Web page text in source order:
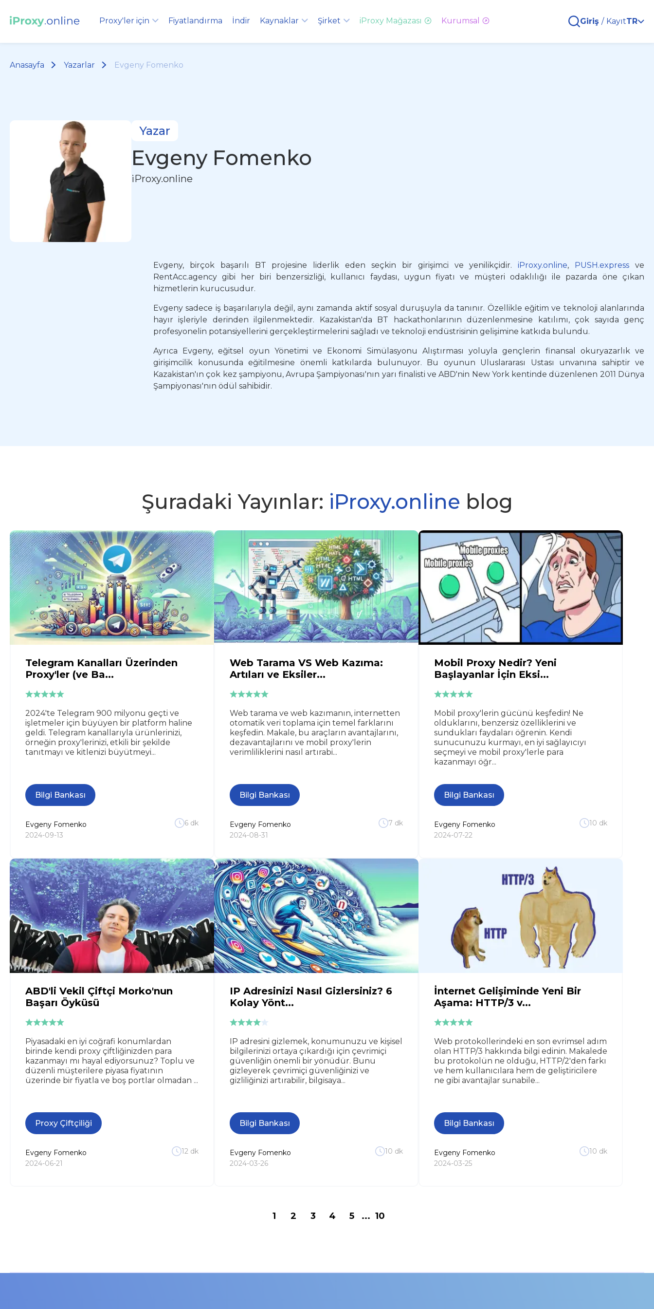
Proxy'ler için Fiyatlandırma İndir Kaynaklar Şirket iProxy Mağazası Kurumsal Giriş / KayıtTR
Anasayfa Yazarlar Evgeny Fomenko
Yazar
Evgeny Fomenko
iProxy.online
Evgeny, birçok başarılı BT projesine liderlik eden seçkin bir girişimci ve yenilikçidir.iProxy.online, PUSH.express ve
RentAcc.agency gibi her biri benzersizliği, kullanıcı faydası, uygun fiyatı ve müşteri odaklılığı ile pazarda öne çıkan
hizmetlerin kurucusudur.
Evgeny sadece iş başarılarıyla değil, aynı zamanda aktif sosyal duruşuyla da tanınır. Özellikle eğitim ve teknoloji alanlarında
hayır işleriyle derinden ilgilenmektedir. Kazakistan'da BT hackathonlarının düzenlenmesine katılımı, çok sayıda genç
profesyonelin potansiyellerini gerçekleştirmelerini sağladı ve teknoloji endüstrisinin gelişimine katkıda bulundu.
Ayrıca Evgeny, eğitsel oyun Yönetimi ve Ekonomi Simülasyonu Alıştırması yoluyla gençlerin finansal okuryazarlık ve
girişimcilik konusunda eğitilmesine önemli katkılarda bulunuyor. Bu oyunun Uluslararası Ustası unvanına sahiptir ve
Kazakistan'ın çok kez şampiyonu, Avrupa Şampiyonası'nın yarı finalisti ve ABD'nin New York kentinde düzenlenen 2011 Dünya
Şampiyonası'nın ödül sahibidir.
Şuradaki Yayınlar: iProxy.online blog
Telegram Kanalları Üzerinden
Proxy'ler (ve Ba...
2024'te Telegram 900 milyonu geçti ve
işletmeler için büyüyen bir platform haline
geldi. Telegram kanallarıyla ürünlerinizi,
örneğin proxy'lerinizi, etkili bir şekilde
tanıtmayı ve kitlenizi büyütmeyi...
Bilgi Bankası
Evgeny Fomenko
2024-09-13
6 dk
Web Tarama VS Web Kazıma:
Artıları ve Eksiler...
Web tarama ve web kazımanın, internetten
otomatik veri toplama için temel farklarını
keşfedin. Makale, bu araçların avantajlarını,
dezavantajlarını ve mobil proxy'lerin
verimliliklerini nasıl artırabi...
Bilgi Bankası
Evgeny Fomenko
2024-08-31
7 dk
Mobil Proxy Nedir? Yeni
Başlayanlar İçin Eksi...
Mobil proxy'lerin gücünü keşfedin! Ne
olduklarını, benzersiz özelliklerini ve
sundukları faydaları öğrenin. Kendi
sunucunuzu kurmayı, en iyi sağlayıcıyı
seçmeyi ve mobil proxy'lerle para
kazanmayı öğr...
Bilgi Bankası
Evgeny Fomenko
2024-07-22
10 dk
ABD'li Vekil Çiftçi Morko'nun
Başarı Öyküsü
Piyasadaki en iyi coğrafi konumlardan
birinde kendi proxy çiftliğinizden para
kazanmayı mı hayal ediyorsunuz? Toplu ve
düzenli müşterilere piyasa fiyatının
üzerinde bir fiyatla ve boş portlar olmadan ...
Proxy Çiftçiliği
Evgeny Fomenko
2024-06-21
12 dk
IP Adresinizi Nasıl Gizlersiniz? 6
Kolay Yönt...
IP adresini gizlemek, konumunuzu ve kişisel
bilgilerinizi ortaya çıkardığı için çevrimiçi
güvenliğin önemli bir yönüdür. Bunu
gizleyerek çevrimiçi güvenliğinizi ve
gizliliğinizi artırabilir, bilgisaya...
Bilgi Bankası
Evgeny Fomenko
2024-03-26
10 dk
İnternet Gelişiminde Yeni Bir
Aşama: HTTP/3 v...
Web protokollerindeki en son evrimsel adım
olan HTTP/3 hakkında bilgi edinin. Makalede
bu protokolün ne olduğu, HTTP/2'den farkı
ve hem kullanıcılara hem de geliştiricilere
ne gibi avantajlar sunabile...
Bilgi Bankası
Evgeny Fomenko
2024-03-25
10 dk
1 2 3 4 5 ... 10